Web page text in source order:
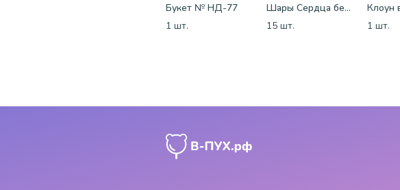
Букет № НД-77
1 шт.
Шары Сердца бело-розово-красные
15 шт.
1 шт.